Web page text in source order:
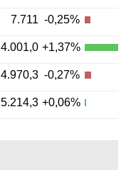
7.711 -0,25%
4.001,0 +1,37%
4.970,3 -0,27%
5.214,3 +0,06%